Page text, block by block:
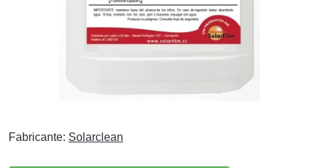
Fabricante: Solarclean